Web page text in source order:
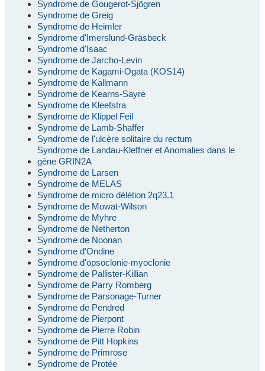
Syndrome de Gougerot-Sjögren
Syndrome de Greig
Syndrome de Heimler
Syndrome d'Imerslund-Gräsbeck
Syndrome d'Isaac
Syndrome de Jarcho-Levin
Syndrome de Kagami-Ogata (KOS14)
Syndrome de Kallmann
Syndrome de Kearns-Sayre
Syndrome de Kleefstra
Syndrome de Klippel Feil
Syndrome de Lamb-Shaffer
Syndrome de l'ulcère solitaire du rectum
Syndrome de Landau-Kleffner et Anomalies dans le
gène GRIN2A
Syndrome de Larsen
Syndrome de MELAS
Syndrome de micro délétion 2q23.1
Syndrome de Mowat-Wilson
Syndrome de Myhre
Syndrome de Netherton
Syndrome de Noonan
Syndrome d'Ondine
Syndrome d'opsoclonie-myoclonie
Syndrome de Pallister-Killian
Syndrome de Parry Romberg
Syndrome de Parsonage-Turner
Syndrome de Pendred
Syndrome de Pierpont
Syndrome de Pierre Robin
Syndrome de Pitt Hopkins
Syndrome de Primrose
Syndrome de Protée